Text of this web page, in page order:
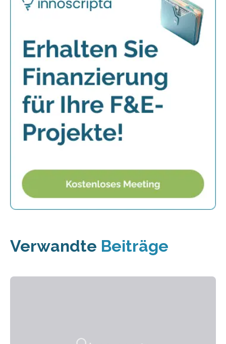
Verwandte Beiträge